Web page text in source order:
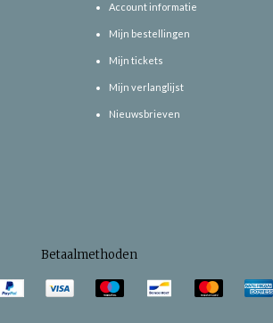
Account informatie
Mijn bestellingen
Mijn tickets
Mijn verlanglijst
Nieuwsbrieven
Betaalmethoden